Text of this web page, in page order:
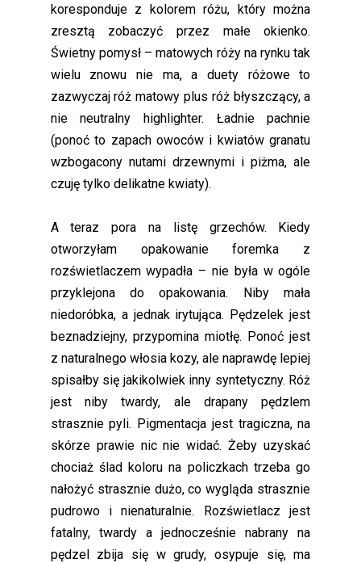
koresponduje z kolorem różu, który można
zresztą zobaczyć przez małe okienko.
Świetny pomysł – matowych róży na rynku tak
wielu znowu nie ma, a duety różowe to
zazwyczaj róż matowy plus róż błyszczący, a
nie neutralny highlighter. Ładnie pachnie
(ponoć to zapach owoców i kwiatów granatu
wzbogacony nutami drzewnymi i piżma, ale
czuję tylko delikatne kwiaty).
A teraz pora na listę grzechów. Kiedy
otworzyłam opakowanie foremka z
rozświetlaczem wypadła – nie była w ogóle
przyklejona do opakowania. Niby mała
niedoróbka, a jednak irytująca. Pędzelek jest
beznadziejny, przypomina miotłę. Ponoć jest
z naturalnego włosia kozy, ale naprawdę lepiej
spisałby się jakikolwiek inny syntetyczny. Róż
jest niby twardy, ale drapany pędzlem
strasznie pyli. Pigmentacja jest tragiczna, na
skórze prawie nic nie widać. Żeby uzyskać
chociaż ślad koloru na policzkach trzeba go
nałożyć strasznie dużo, co wygląda strasznie
pudrowo i nienaturalnie. Rozświetlacz jest
fatalny, twardy a jednocześnie nabrany na
pędzel zbija się w grudy, osypuje się, ma